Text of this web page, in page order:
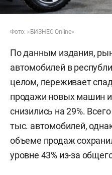
Фото: «БИЗНЕС Online»
По данным издания,
автомобилей в
целом, переживает
продажи новых машин
снизились на 29%.
тыс. автомобилей,
объеме продаж
уровне 43% из-за